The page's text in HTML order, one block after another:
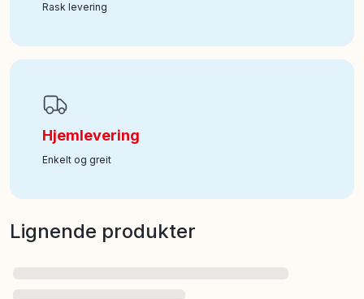
Rask levering
Hjemlevering
Enkelt og greit
Lignende produkter